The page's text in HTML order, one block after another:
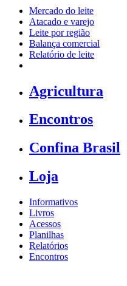
Mercado do leite
Atacado e varejo
Leite por região
Balança comercial
Relatório de leite
Agricultura
Encontros
Confina Brasil
Loja
Informativos
Livros
Acessos
Planilhas
Relatórios
Encontros